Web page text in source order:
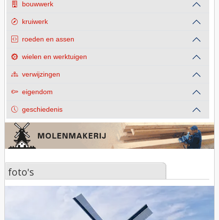
bouwwerk
kruiwerk
roeden en assen
wielen en werktuigen
verwijzingen
eigendom
geschiedenis
foto's